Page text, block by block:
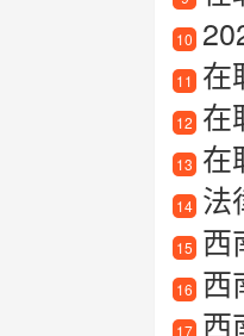
10
11 在
12 在
13 在
14 法
15 西
16 西
17 西